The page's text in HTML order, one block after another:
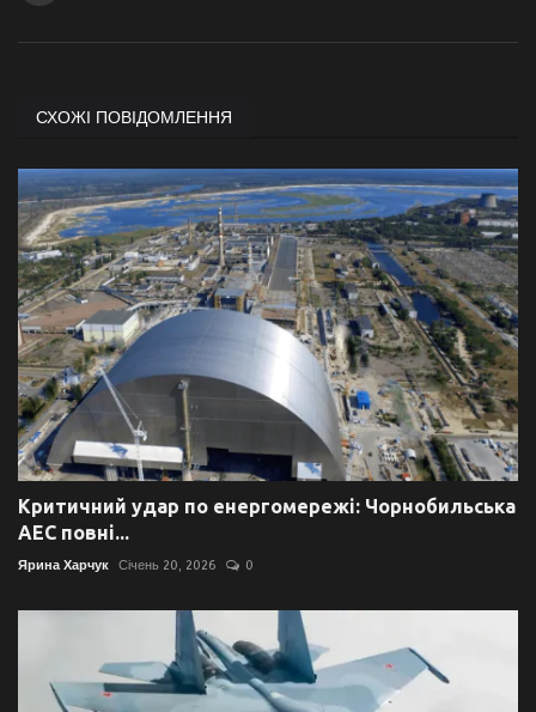
СХОЖІ ПОВІДОМЛЕННЯ
Критичний удар по енергомережі: Чорнобильська
АЕС повні...
Ярина Харчук Січень 20, 2026 0